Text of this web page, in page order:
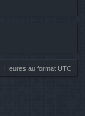
Heures au format UTC